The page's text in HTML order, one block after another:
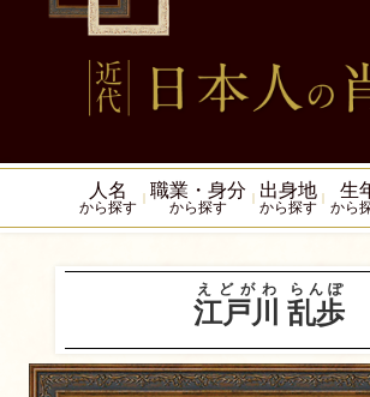
人名
から探す
職業・身分
から探す
出身地
から探す
生
から
江戸川
えどがわ
乱歩
らんぽ